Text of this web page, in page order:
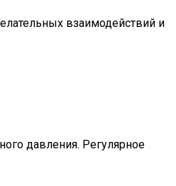
взаимодействий и
давления. Регулярное